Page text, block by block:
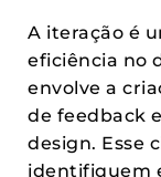
A iteração é
eficiência no
envolve a
de feedback
design. Esse
identifiquem